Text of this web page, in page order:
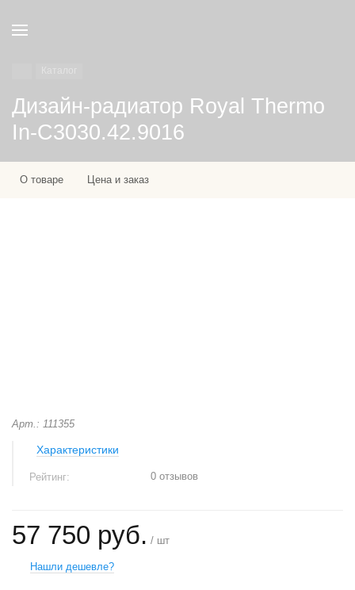
Дизайн-радиатор Royal Thermo
In-C3030.42.9016
О товаре Цена и заказ
Арт.: 111355
Характеристики
Рейтинг: 0 отзывов
57 750 руб. / шт
Нашли дешевле?